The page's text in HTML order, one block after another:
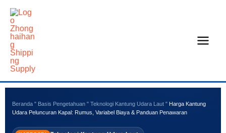
Loncat
konten
Beranda " Basis Pengetahuan " Teknologi Kantung Udara Laut " Harga Kantung
Udara Peluncuran Kapal: Rumus, Variabel Biaya & Panduan Penawaran